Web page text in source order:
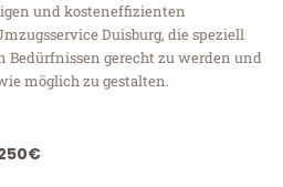
und kosteneffizienten
Duisburg, die speziell
Bedürfnissen gerecht zu werden und
möglich zu gestalten.